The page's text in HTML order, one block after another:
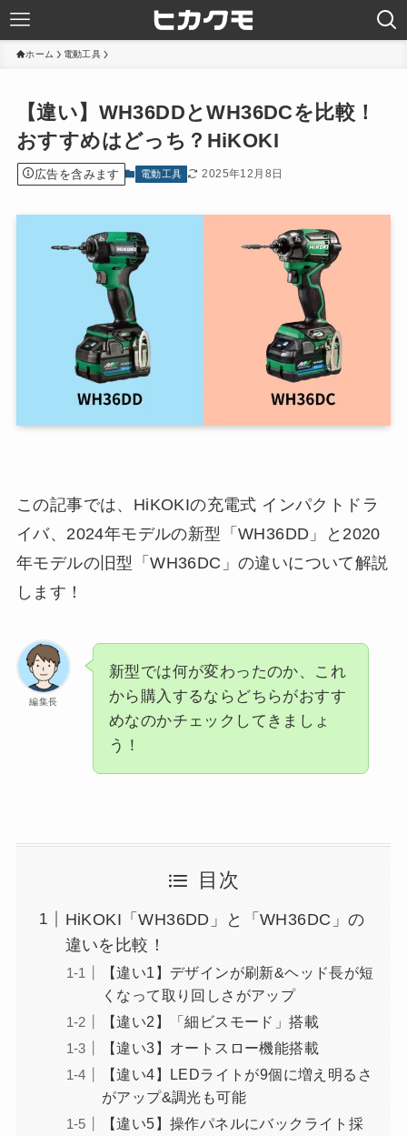
ホーム 電動工具
【違い】WH36DDとWH36DCを比較！
おすすめはどっち？HiKOKI
広告を含みます 電動工具 2025年12月8日
この記事では、HiKOKIの充電式 インパクトドラ
イバ、2024年モデルの新型「WH36DD」と2020
年モデルの旧型「WH36DC」の違いについて解説
します！
編集長
新型では何が変わったのか、これ
から購入するならどちらがおすす
めなのかチェックしてきましょ
う！
目次
HiKOKI「WH36DD」と「WH36DC」の
違いを比較！
【違い1】デザインが刷新&ヘッド長が短
くなって取り回しさがアップ
【違い2】「細ビスモード」搭載
【違い3】オートスロー機能搭載
【違い4】LEDライトが9個に増え明るさ
がアップ&調光も可能
【違い5】操作パネルにバックライト採